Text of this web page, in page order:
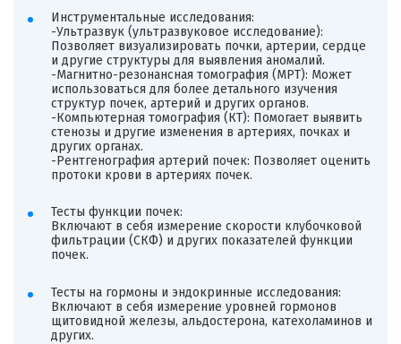
Инструментальные исследования:
-Ультразвук (ультразвуковое исследование):
Позволяет визуализировать почки, артерии, сердце
и другие структуры для выявления аномалий.
-Магнитно-резонансная томография (МРТ): Может
использоваться для более детального изучения
структур почек, артерий и других органов.
-Компьютерная томография (КТ): Помогает выявить
стенозы и другие изменения в артериях, почках и
других органах.
-Рентгенография артерий почек: Позволяет оценить
протоки крови в артериях почек.
Тесты функции почек:
Включают в себя измерение скорости клубочковой
фильтрации (СКФ) и других показателей функции
почек.
Тесты на гормоны и эндокринные исследования:
Включают в себя измерение уровней гормонов
щитовидной железы, альдостерона, катехоламинов и
других.